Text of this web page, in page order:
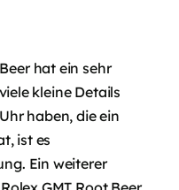
hat ein sehr
kleine Details
haben, die ein
ist es
Ein weiterer